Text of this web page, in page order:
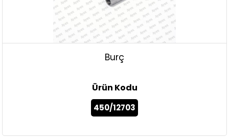
Burç
Ürün Kodu
450/12703